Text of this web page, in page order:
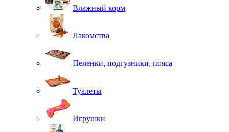
Влажный корм
Лакомства
Пеленки, подгузники, пояса
Туалеты
Игрушки